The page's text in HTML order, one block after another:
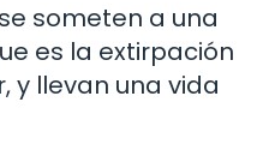
someten a una
es la extirpación
y llevan una vida